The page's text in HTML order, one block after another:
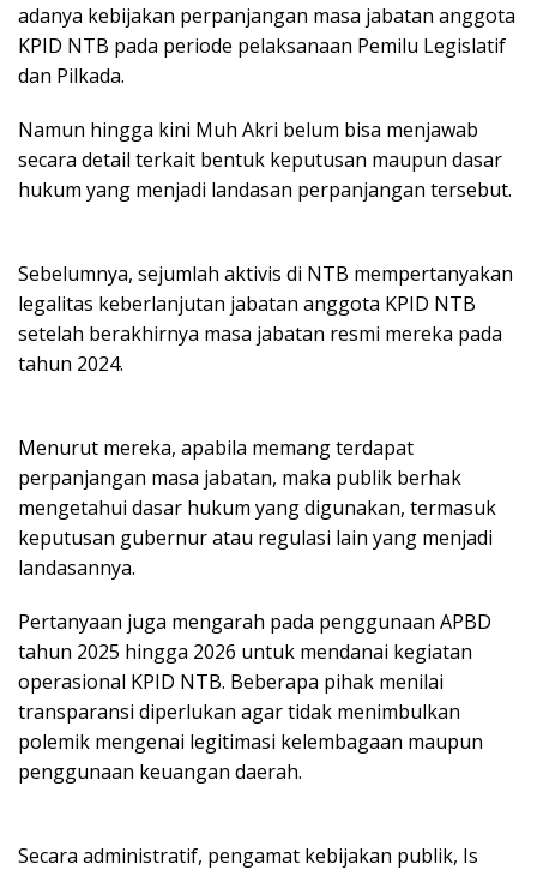
adanya kebijakan perpanjangan masa jabatan anggota
KPID NTB pada periode pelaksanaan Pemilu Legislatif
dan Pilkada.
Namun hingga kini Muh Akri belum bisa menjawab
secara detail terkait bentuk keputusan maupun dasar
hukum yang menjadi landasan perpanjangan tersebut.
Sebelumnya, sejumlah aktivis di NTB mempertanyakan
legalitas keberlanjutan jabatan anggota KPID NTB
setelah berakhirnya masa jabatan resmi mereka pada
tahun 2024.
Menurut mereka, apabila memang terdapat
perpanjangan masa jabatan, maka publik berhak
mengetahui dasar hukum yang digunakan, termasuk
keputusan gubernur atau regulasi lain yang menjadi
landasannya.
Pertanyaan juga mengarah pada penggunaan APBD
tahun 2025 hingga 2026 untuk mendanai kegiatan
operasional KPID NTB. Beberapa pihak menilai
transparansi diperlukan agar tidak menimbulkan
polemik mengenai legitimasi kelembagaan maupun
penggunaan keuangan daerah.
Secara administratif, pengamat kebijakan publik, Is